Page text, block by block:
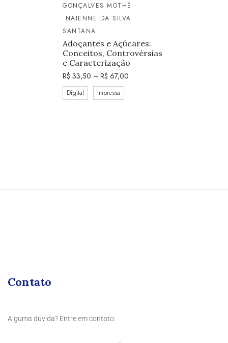
GONÇALVES MOTHÉ
NAIENNE DA SILVA
SANTANA
Adoçantes e Açúcares:
Conceitos, Controvérsias
e Caracterização
R$ 33,50 – R$ 67,00
Digital Impressa
Contato
Alguma dúvida? Entre em contato: